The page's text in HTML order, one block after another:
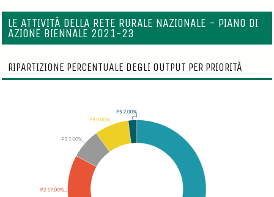
LE ATTIVITÀ DELLA RETE RURALE NAZIONALE - PIANO DI
AZIONE BIENNALE 2021-23
RIPARTIZIONE PERCENTUALE DEGLI OUTPUT PER PRIORITÀ